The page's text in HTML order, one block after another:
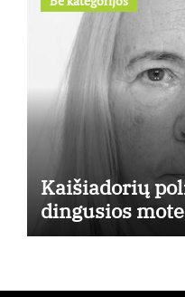
Kaišiadorių
dingusios